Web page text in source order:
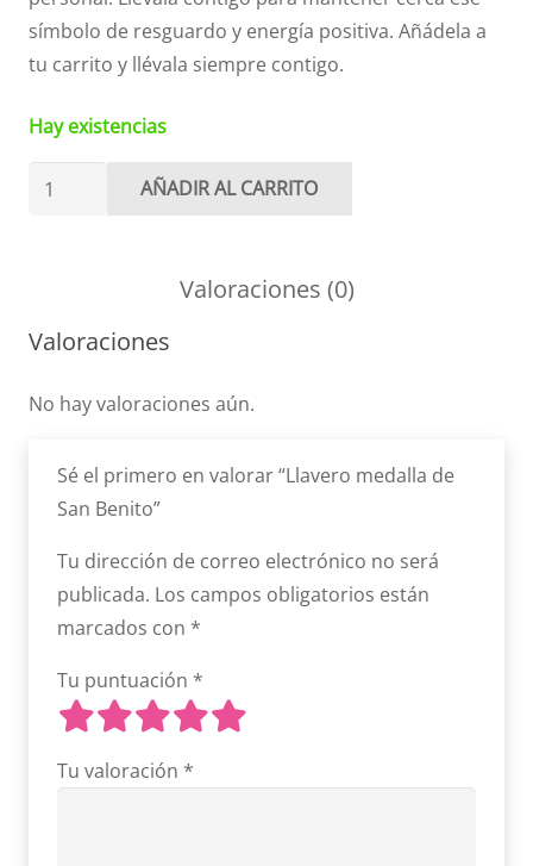
símbolo de resguardo y energía positiva. Añádela a
tu carrito y llévala siempre contigo.
Hay existencias
Llavero
cantidad
AÑADIR AL CARRITO
Valoraciones (0)
Valoraciones
No hay valoraciones aún.
Sé el primero en valorar “Llavero medalla de
San Benito”
Tu dirección de correo electrónico no será
publicada. Los campos obligatorios están
marcados con *
Tu puntuación *
Tu valoración *